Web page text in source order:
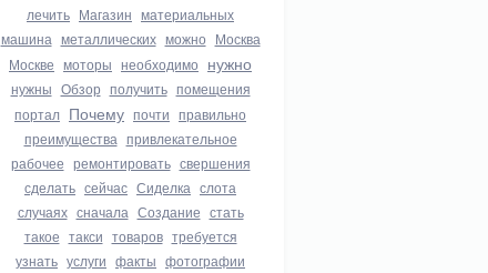
лечить Магазин материальных
машина металлических можно Москва
Москве моторы необходимо нужно
нужны Обзор получить помещения
портал Почему почти правильно
преимущества привлекательное
рабочее ремонтировать свершения
сделать сейчас Сиделка слота
случаях сначала Создание стать
такое такси товаров требуется
узнать услуги факты фотографии